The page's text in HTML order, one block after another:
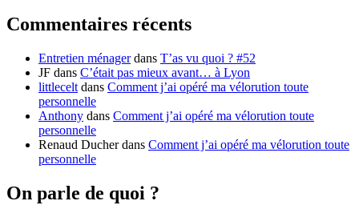
Commentaires récents
Entretien ménagerdans T’as vu quoi ? #52
JF dans C’était pas mieux avant… à Lyon
littlecelt dans Comment j’ai opéré ma vélorution toute
personnelle
Anthony dans Comment j’ai opéré ma vélorution toute
personnelle
Renaud Ducherdans Comment j’ai opéré ma vélorution toute
personnelle
On parle de quoi ?